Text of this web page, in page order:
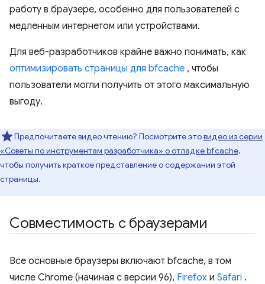
работу в браузере, особенно для пользователей с
медленным интернетом или устройствами.
Для веб-разработчиков крайне важно понимать, как
оптимизировать страницы для bfcache , чтобы
пользователи могли получить от этого максимальную
выгоду.
Предпочитаете видео чтению? Посмотрите этовидео из серии
«Советы по инструментам разработчика» о отладке bfcache,
чтобы получить краткое представление о содержании этой
страницы.
Совместимость с браузерами
Все основные браузеры включают bfcache, в том
числе Chrome (начиная с версии 96), Firefox и Safari .